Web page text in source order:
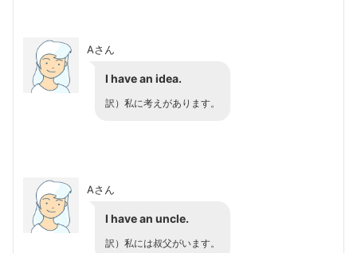
Aさん
I have an idea.
訳）私に考えがあります。
Aさん
I havean uncle.
訳）私には叔父がいます。